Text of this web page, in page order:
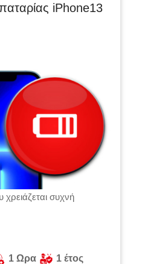
iPhone13
συχνή
1 Ωρα 1 έτος